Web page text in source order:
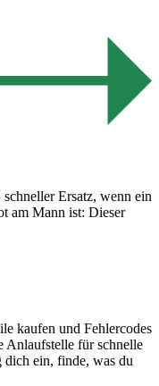
Ersatz, wenn ein
am Mann ist: Dieser
kaufen und Fehlercodes
Anlaufstelle für schnelle
ein, finde, was du